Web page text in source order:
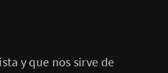
y que nos sirve de